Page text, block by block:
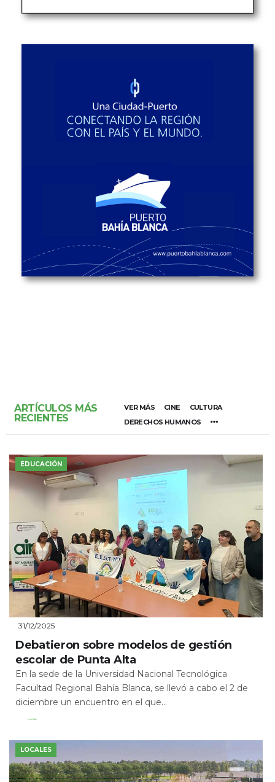
ARTÍCULOS MÁS
RECIENTES
VER MÁS CINE
CULTURA
DERECHOS HUMANOS
EDUCACIÓN
31/12/2025
Debatieron sobre modelos de gestión
escolar de Punta Alta
En la sede de la Universidad Nacional Tecnológica
Facultad Regional Bahía Blanca, se llevó a cabo el 2 de
diciembre un encuentro en el que...
Leer Más
LOCALES